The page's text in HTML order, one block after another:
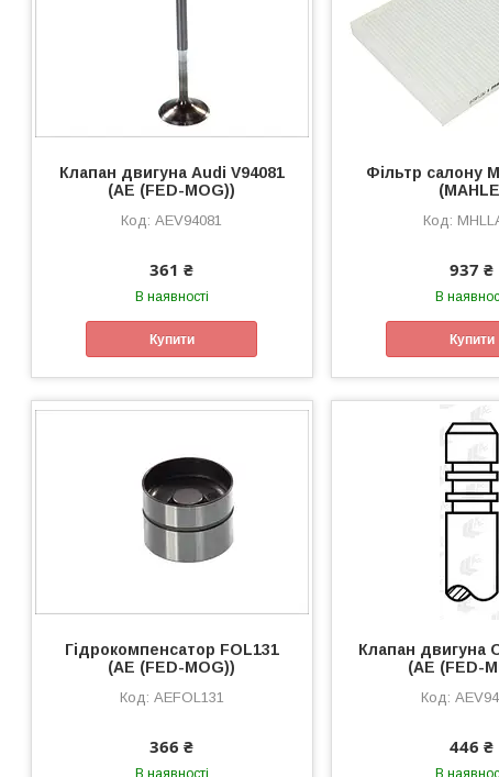
Клапан двигуна Audi V94081
(AE (FED-MOG))
AEV94081
361 ₴
В наявності
Купити
Фільтр салону
937 ₴
В
Купити
Гідрокомпенсатор FOL131
(AE (FED-MOG))
AEFOL131
366 ₴
В наявності
Клапан двигуна
(AE (FED-
446 ₴
В